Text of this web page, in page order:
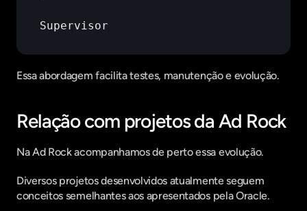
Supervisor
Essa abordagem facilita testes, manutenção e evolução.
Relação com projetos da Ad Rock
Na Ad Rock acompanhamos de perto essa evolução.
Diversos projetos desenvolvidos atualmente seguem
conceitos semelhantes aos apresentados pela Oracle.